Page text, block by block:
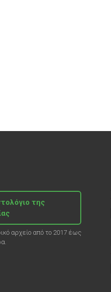
της
αρχείο από το 2017 έως